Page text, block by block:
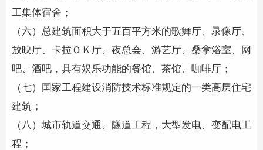
工集体宿舍；
（六）总建筑面积大于五百平方米的歌舞厅、录像厅、
放映厅、卡拉ＯＫ厅、夜总会、游艺厅、桑拿浴室、网
吧、酒吧，具有娱乐功能的餐馆、茶馆、咖啡厅；
（七）国家工程建设消防技术标准规定的一类高层住宅
建筑；
（八）城市轨道交通、隧道工程，大型发电、变配电工
程；